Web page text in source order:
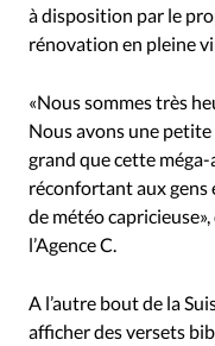
à disposition par le
rénovation en pleine
«Nous sommes très
Nous avons une
grand que cette
réconfortant aux gens
de météo
l’Agence C.
A l’autre bout de la
afficher des versets